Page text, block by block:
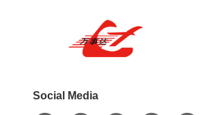
Social Media